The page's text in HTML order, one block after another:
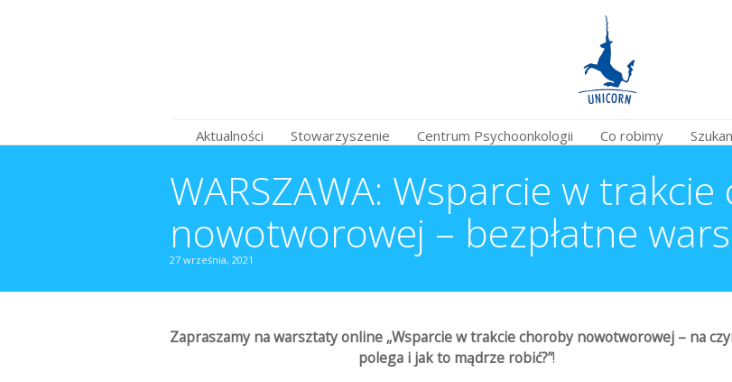
Aktualności Stowarzyszenie Centrum Psychoonkologii Co robimy
WARSZAWA: Wsparcie w
nowotworowej – bezpłatne
27 września, 2021
Zapraszamy na warsztaty online „Wsparcie w trakcie choroby nowotworowej – na
polega i jak to mądrze robić?”!